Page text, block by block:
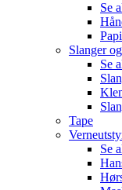
Se
Slanger
Se
Tape
Se